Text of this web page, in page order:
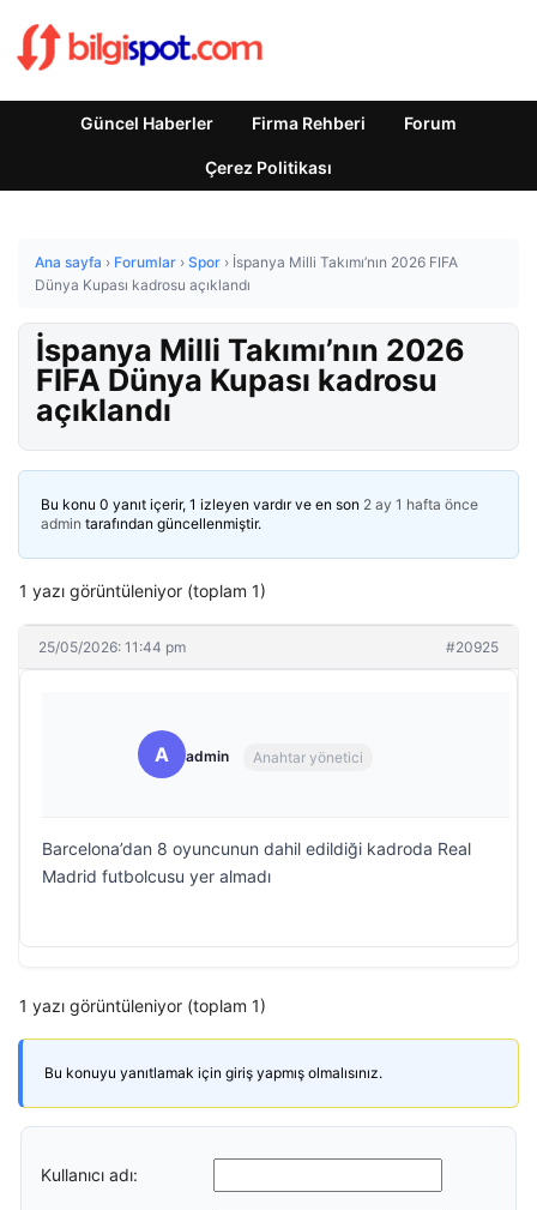
Güncel Haberler Firma Rehberi Forum
Çerez Politikası
Ana sayfa › Forumlar › Spor › İspanya Milli Takımı’nın 2026 FIFA
Dünya Kupası kadrosu açıklandı
İspanya Milli Takımı’nın 2026
FIFA Dünya Kupası kadrosu
açıklandı
Bu konu 0 yanıt içerir, 1 izleyen vardır ve en son 2 ay 1 hafta önce
admin tarafından güncellenmiştir.
1 yazı görüntüleniyor (toplam 1)
25/05/2026: 11:44 pm #20925
A admin Anahtar yönetici
Barcelona’dan 8 oyuncunun dahil edildiği kadroda Real
Madrid futbolcusu yer almadı
1 yazı görüntüleniyor (toplam 1)
Bu konuyu yanıtlamak için giriş yapmış olmalısınız.
Kullanıcı adı: